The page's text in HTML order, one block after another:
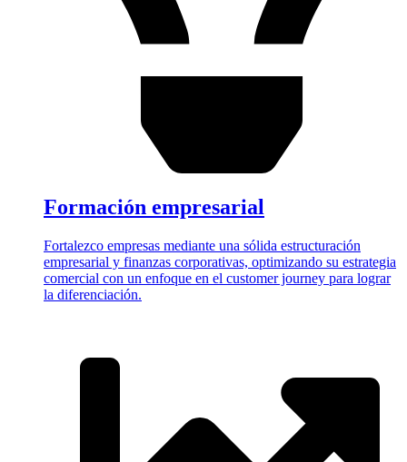
Formación empresarial
Fortalezco empresas mediante una sólida estructuración
empresarial y finanzas corporativas, optimizando su estrategia
comercial con un enfoque en el customer journey para lograr
la diferenciación.